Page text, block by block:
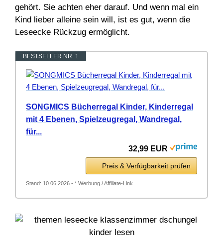
gehört. Sie achten eher darauf. Und wenn mal ein
Kind lieber alleine sein will, ist es gut, wenn die
Leseecke Rückzug ermöglicht.
BESTSELLER NR. 1
SONGMICS Bücherregal Kinder, Kinderregal
mit 4 Ebenen, Spielzeugregal, Wandregal,
für...
32,99 EUR
Preis & Verfügbarkeit prüfen
Stand: 10.06.2026 - * Werbung / Affiliate-Link